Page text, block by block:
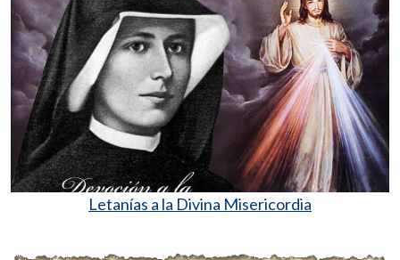
Letanías a la Divina Misericordia